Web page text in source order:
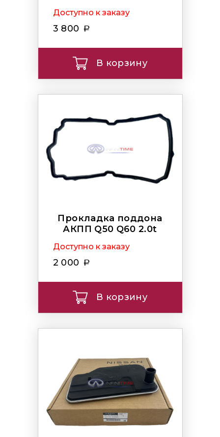
Доступно к заказу
3 800
В корзину
Прокладка поддона
АКПП Q50 Q60 2.0t
Доступно к заказу
2 000
В корзину